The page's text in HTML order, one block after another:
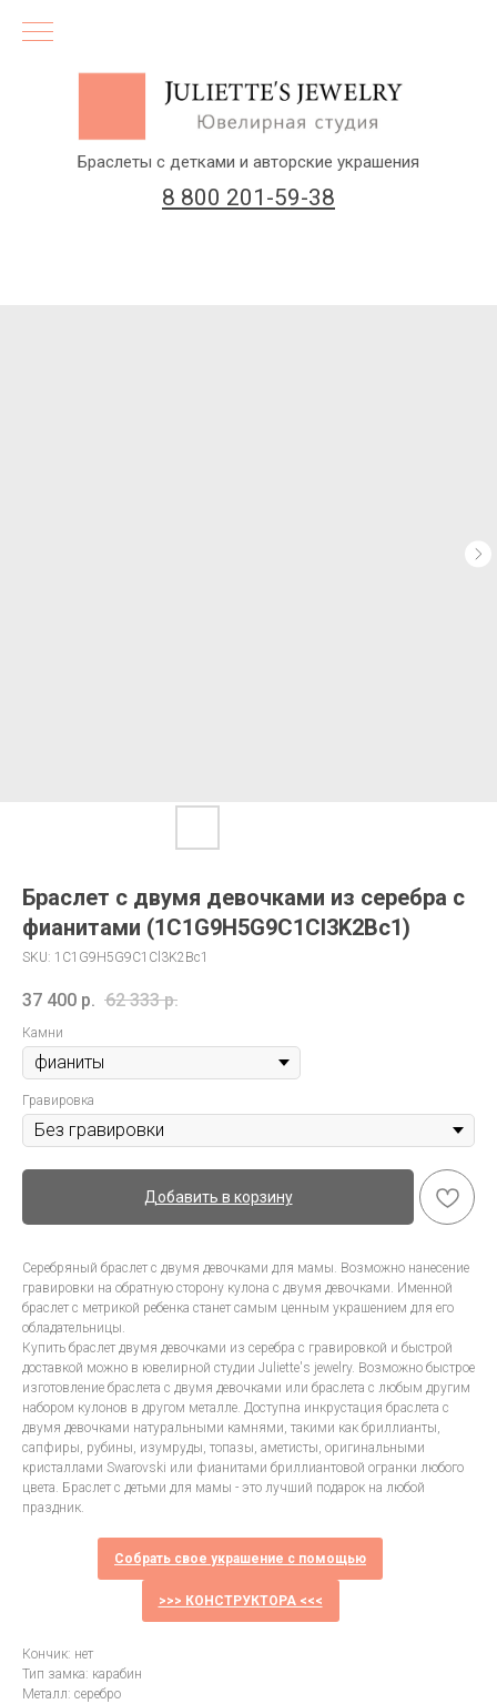
8 800 201-59-38
Браслеты с детками и авторские украшения
Браслет с двумя девочками из серебра с
фианитами (1C1G9H5G9C1Cl3K2Bc1)
SKU: 1C1G9H5G9C1Cl3K2Bc1
37 400 р. 62 333 р.
Камни
Гравировка
Добавить в корзину
Серебряный браслет с двумя девочками для мамы. Возможно нанесение
гравировки на обратную сторону кулона с двумя девочками. Именной
браслет с метрикой ребенка станет самым ценным украшением для его
обладательницы.
Купить браслет двумя девочками из серебра с гравировкой и быстрой
доставкой можно в ювелирной студии Juliette's jewelry. Возможно быстрое
изготовление браслета с двумя девочками или браслета с любым другим
набором кулонов в другом металле. Доступна инкрустация браслета с
двумя девочками натуральными камнями, такими как бриллианты,
сапфиры, рубины, изумруды, топазы, аметисты, оригинальными
кристаллами Swarovski или фианитами бриллиантовой огранки любого
цвета. Браслет с детьми для мамы - это лучший подарок на любой
праздник.
Собрать свое украшение с помощью
>>> КОНСТРУКТОРА <<<
Кончик: нет
Тип замка: карабин
Металл: серебро